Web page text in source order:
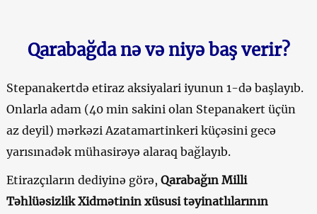
Qarabağda nə və niyə baş verir?
Stepanakertdə etiraz aksiyalari iyunun 1-də başlayıb.
Onlarla adam (40 min sakini olan Stepanakert üçün
az deyil) mərkəzi Azatamartinkeri küçəsini gecə
yarısınadək mühasirəyə alaraq bağlayıb.
Etirazçıların dediyinə görə, Qarabağın Milli
Təhlüəsizlik Xidmətinin xüsusi təyinatlılarının